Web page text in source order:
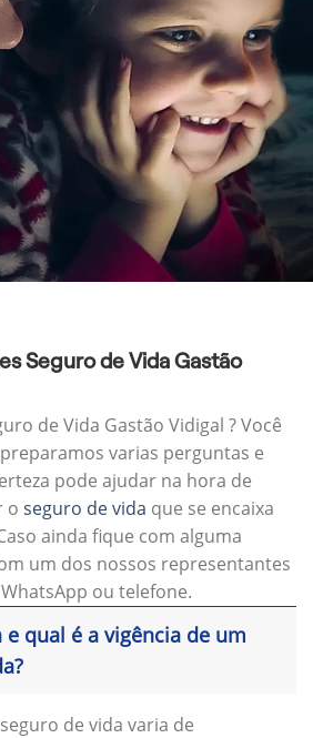
Seguro de Vida Gastão
de Vida Gastão Vidigal ? Você
varias perguntas e
pode ajudar na hora de
o seguro de vida que se encaixa
ainda fique com alguma
um dos nossos representantes
ou telefone.
e qual é a vigência de um
de vida varia de